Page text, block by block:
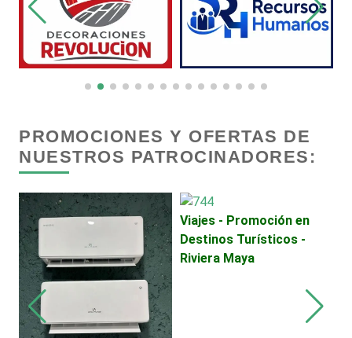
Carpinterías
Centros Comerciales
Centros de Nutrición
Centros Turísticos
Cerrajerías
Cibercafés
PROMOCIONES Y OFERTAS DE
NUESTROS PATROCINADORES:
Viajes - Promoción en
Destinos Turísticos -
Riviera Maya